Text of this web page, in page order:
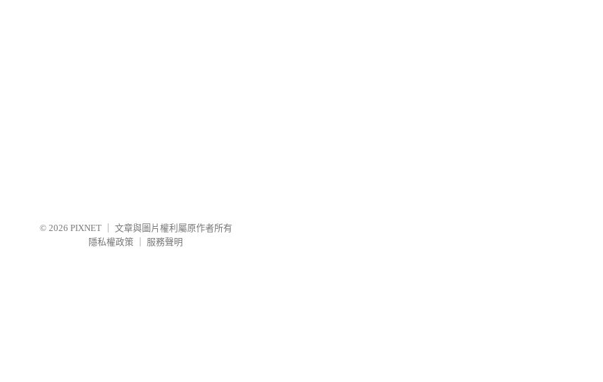
© 2026 PIXNET
文章與圖片權利屬原作者所有
隱私權政策
服務聲明